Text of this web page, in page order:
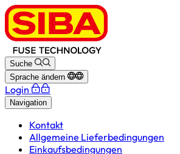
Suche
Sprache ändern
Login
Navigation
Kontakt
Allgemeine Lieferbedingungen
Einkaufsbedingungen